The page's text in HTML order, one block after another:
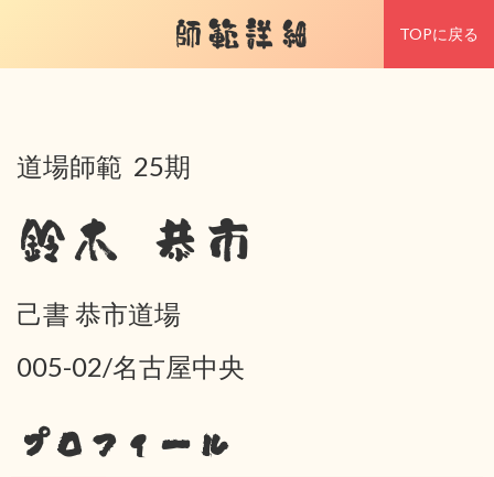
師範詳細 TOPに戻る
道場師範 25期
鈴木 恭市
己書 恭市道場
005-02/名古屋中央
プロフィール